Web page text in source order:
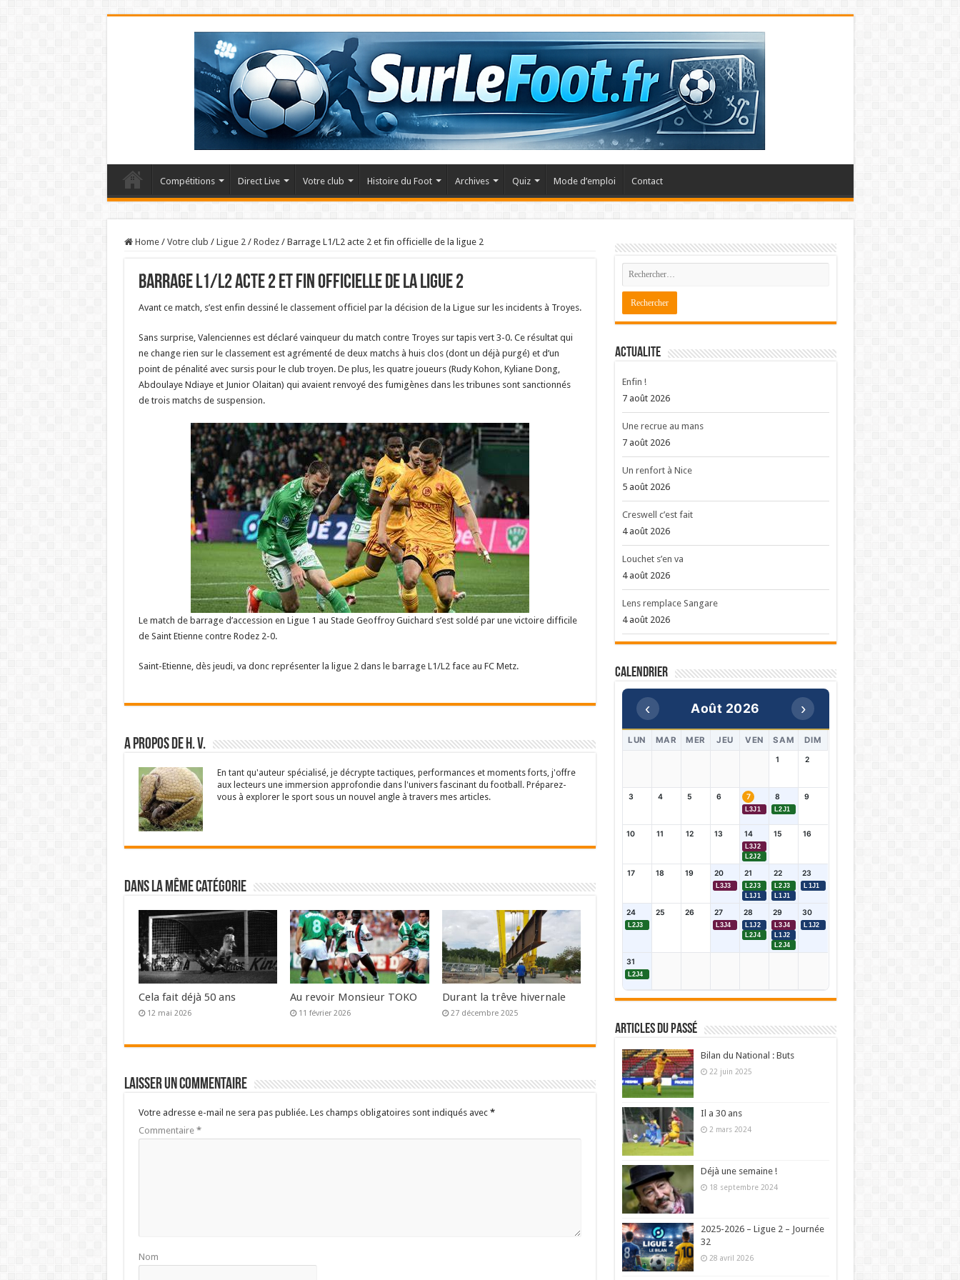
Compétitions Direct Live Votre club Histoire du Foot Archives Quiz Mode d’emploi Contact
Home / Votre club / Ligue 2 / Rodez / Barrage L1/L2 acte 2 et fin officielle de la ligue 2
Barrage L1/L2 acte 2 et fin officielle de la ligue 2
Avant ce match, s’est enfin dessiné le classement officiel par la décision de la Ligue sur les incidents à Troyes.
Sans surprise, Valenciennes est déclaré vainqueur du match contre Troyes sur tapis vert 3-0. Ce résultat qui
ne change rien sur le classement est agrémenté de deux matchs à huis clos (dont un déjà purgé) et d’un
point de pénalité avec sursis pour le club troyen. De plus, les quatre joueurs (Rudy Kohon, Kyliane Dong,
Abdoulaye Ndiaye et Junior Olaitan) qui avaient renvoyé des fumigènes dans les tribunes sont sanctionnés
de trois matchs de suspension.
Le match de barrage d’accession en Ligue 1 au Stade Geoffroy Guichard s’est soldé par une victoire difficile
de Saint Etienne contre Rodez 2-0.
Saint-Etienne, dès jeudi, va donc représenter la ligue 2 dans le barrage L1/L2 face au FC Metz.
A propos de H. V.
En tant qu'auteur spécialisé, je décrypte tactiques, performances et moments forts, j'offre
aux lecteurs une immersion approfondie dans l'univers fascinant du football. Préparez-
vous à explorer le sport sous un nouvel angle à travers mes articles.
Dans la même catégorie
Cela fait déjà 50 ans
12 mai 2026
Au revoir Monsieur TOKO
11 février 2026
Durant la trêve hivernale
27 décembre 2025
Laisser un commentaire
Votre adresse e-mail ne sera pas publiée. Les champs obligatoires sont indiqués avec *
Commentaire *
Nom
ACTUALITE
Enfin !
7 août 2026
Une recrue au mans
7 août 2026
Un renfort à Nice
5 août 2026
Creswell c’est fait
4 août 2026
Louchet s’en va
4 août 2026
Lens remplace Sangare
4 août 2026
Calendrier
‹ Août 2026 ›
LUN MAR MER JEU VEN SAM DIM
1 2
3 4 5 6 7
L3J1
8
L2J1
9
10 11 12 13 14
L3J2
L2J2
15 16
17 18 19 20
L3J3
21
L2J3
L1J1
22
L2J3
L1J1
23
L1J1
24
L2J3
25 26 27
L3J4
28
L1J2
L2J4
29
L3J4
L1J2
L2J4
30
L1J2
31
L2J4
Articles du passé
Bilan du National : Buts
22 juin 2025
Il a 30 ans
2 mars 2024
Déjà une semaine !
18 septembre 2024
2025-2026 – Ligue 2 – Journée
32
28 avril 2026